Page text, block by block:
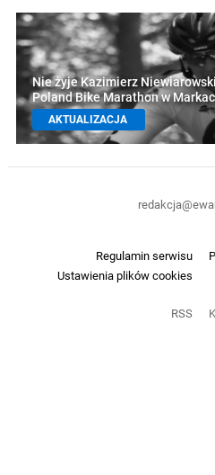
Nie żyje Kazimierz
Poland Bike Marathon w
AKTUALIZACJA
Regulamin serwisu
Ustawienia plików cookies
RSS